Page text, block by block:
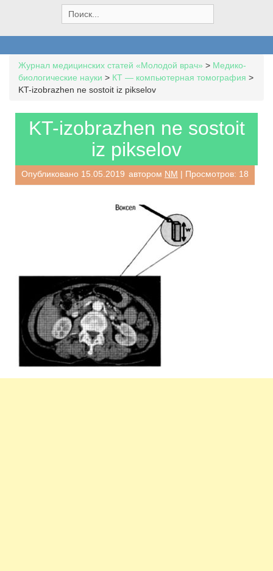
e
a
h
f
o
:
Журнал медицинских статей «Молодой врач» > Медико-
биологические науки > КТ — компьютерная томография >
KT-izobrazhen ne sostoit iz pikselov
KT-izobrazhen ne sostoit
iz pikselov
Опубликовано 15.05.2019 автором NM | Просмотров: 18